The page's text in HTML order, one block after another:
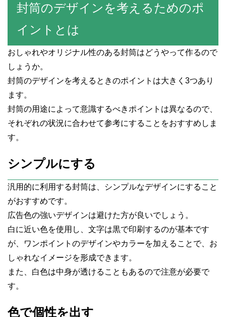
封筒のデザインを考えるためのポ
イントとは
おしゃれやオリジナル性のある封筒はどうやって作るので
しょうか。
封筒のデザインを考えるときのポイントは大きく3つあり
ます。
封筒の用途によって意識するべきポイントは異なるので、
それぞれの状況に合わせて参考にすることをおすすめしま
す。
シンプルにする
汎用的に利用する封筒は、シンプルなデザインにすること
がおすすめです。
広告色の強いデザインは避けた方が良いでしょう。
白に近い色を使用し、文字は黒で印刷するのが基本です
が、ワンポイントのデザインやカラーを加えることで、お
しゃれなイメージを形成できます。
また、白色は中身が透けることもあるので注意が必要で
す。
色で個性を出す